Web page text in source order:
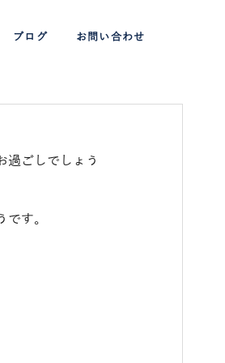
ブログ お問い合わせ
過ごしでしょう
す。